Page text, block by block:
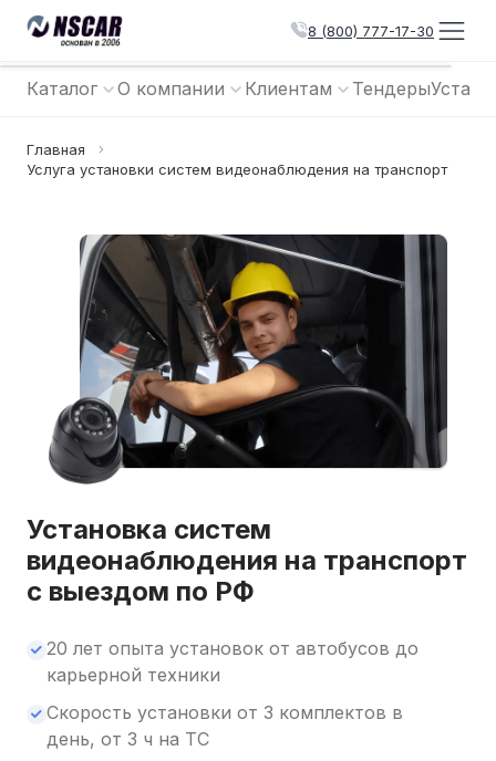
8 (800) 777-17-30
Каталог О компании Клиентам Тендеры
Главная
Услуга установки систем видеонаблюдения на транспорт
Установка систем
видеонаблюдения на транспорт
с выездом по РФ
20 лет опыта установок от автобусов до
карьерной техники
Скорость установки от 3 комплектов в
день, от 3 ч на ТС